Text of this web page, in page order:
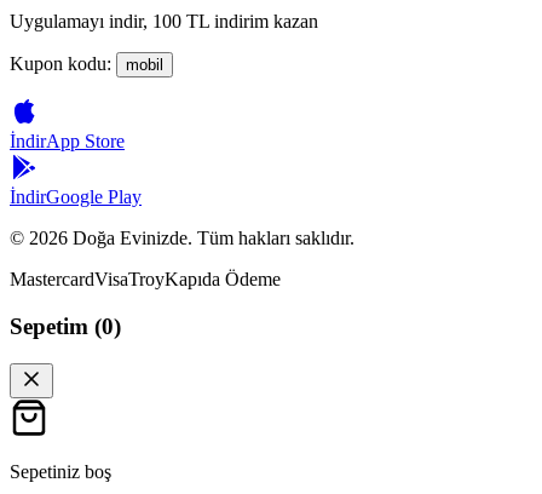
Uygulamayı indir, 100 TL indirim kazan
Kupon kodu: mobil
İndirApp Store
İndirGoogle Play
© 2026 Doğa Evinizde. Tüm hakları saklıdır.
MastercardVisaTroyKapıda Ödeme
Sepetim (0)
Sepetiniz boş